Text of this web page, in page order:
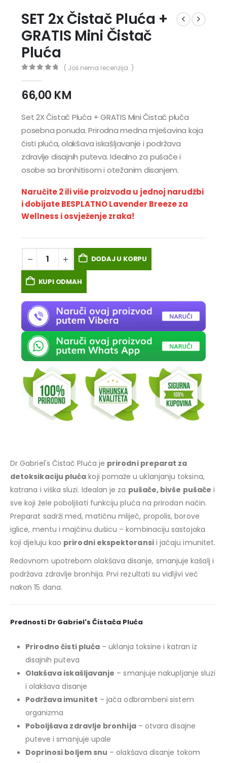
SET 2x Čistač Pluća +
GRATIS Mini Čistač
Pluća
( Još nema recenzija. )
66,00 KM
Set 2X Čistač Pluća + GRATIS Mini Čistač pluča
posebna ponuda. Prirodna medna mješavina koja
čisti pluća, olakšava iskašljavanje i podržava
zdravlje disajnih puteva. Idealno za pušače i
osobe sa bronhitisom i otežanim disanjem.
Naručite 2 ili više proizvoda u jednoj narudžbi
i dobijate BESPLATNO Lavender Breeze za
Wellness i osvježenje zraka!
DODAJ U KORPU
KUPI ODMAH
Dr Gabriel's Čistač Pluća je prirodni preparat za
detoksikaciju pluća koji pomaže u uklanjanju toksina,
katrana i viška sluzi. Idealan je za pušače, bivše pušače i
sve koji žele poboljšati funkciju pluća na prirodan način.
Preparat sadrži med, matičnu mliječ, propolis, borove
iglice, mentu i majčinu dušicu – kombinaciju sastojaka
koji djeluju kao prirodni ekspektoransii jačaju imunitet.
Redovnom upotrebom olakšava disanje, smanjuje kašalj i
podržava zdravlje bronhija. Prvi rezultati su vidljivi već
nakon 15 dana.
Prednosti Dr Gabriel's Čistača Pluća
Prirodno čisti pluća – uklanja toksine i katran iz
disajnih puteva
Olakšava iskašljavanje – smanjuje nakupljanje sluzi
i olakšava disanje
Podržava imunitet – jača odbrambeni sistem
organizma
Poboljšava zdravlje bronhija– otvara disajne
puteve i smanjuje upale
Doprinosi boljem snu – olakšava disanje tokom